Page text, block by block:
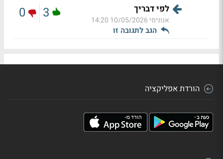
לפי דבריך
אנונימי10/05/2026 14:20
הגב לתגובה זו
3
0
הורדת אפליקציה